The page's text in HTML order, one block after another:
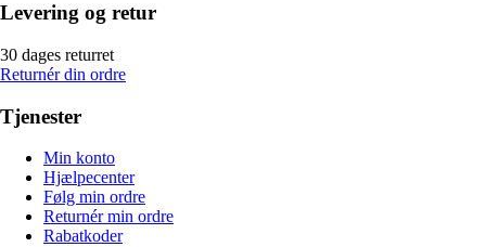
Levering og retur
30 dages returret
Returnér din ordre
Tjenester
Min konto
Hjælpecenter
Følg min ordre
Returnér min ordre
Rabatkoder